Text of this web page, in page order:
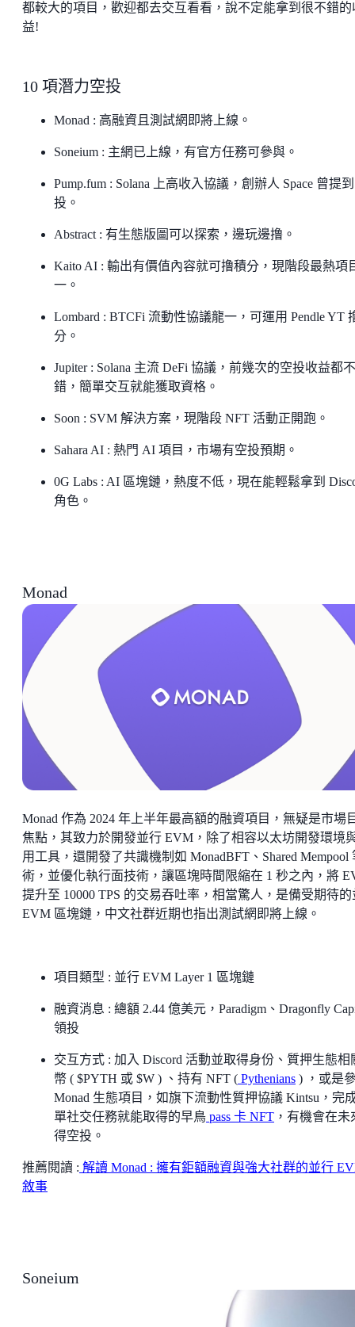
都較大的項目，歡迎都去交互看看，說不定能拿到很不錯的
益!
10 項潛力空投
Monad : 高融資且測試網即將上線。
Soneium : 主網已上線，有官方任務可參與。
Pump.fum : Solana 上高收入協議，創辦人 Space 曾提
投。
Abstract : 有生態版圖可以探索，邊玩邊撸。
Kaito AI : 輸出有價值內容就可撸積分，現階段最熱項
一。
Lombard : BTCFi 流動性協議龍一，可運用 Pendle YT
分。
Jupiter : Solana 主流 DeFi 協議，前幾次的空投收益都不
錯，簡單交互就能獲取資格。
Soon : SVM 解決方案，現階段 NFT 活動正開跑。
Sahara AI : 熱門 AI 項目，市場有空投預期。
0G Labs : AI 區塊鏈，熱度不低，現在能輕鬆拿到
角色。
Monad
Monad 作為 2024 年上半年最高額的融資項目，無疑是市場
焦點，其致力於開發並行 EVM，除了相容以太坊開發環境
用工具，還開發了共識機制如 MonadBFT、Shared Mempool
術，並優化執行面技術，讓區塊時間限縮在 1 秒之內，將
提升至 10000 TPS 的交易吞吐率，相當驚人，是備受期待的
EVM 區塊鏈，中文社群近期也指出測試網即將上線。
項目類型 : 並行 EVM Layer 1 區塊鏈
融資消息 : 總額 2.44 億美元，Paradigm、Dragonfly
領投
交互方式 : 加入 Discord 活動並取得身份、質押生態相
幣 ( $PYTH 或 $W ) 、持有 NFT ( Pythenians ) ，或是
Monad 生態項目，如旗下流動性質押協議 Kintsu，完
單社交任務就能取得的早鳥 pass 卡 NFT ，有機會在未
得空投。
推薦閱讀 : 解讀 Monad : 擁有鉅額融資與強大社群的並行
敘事
Soneium